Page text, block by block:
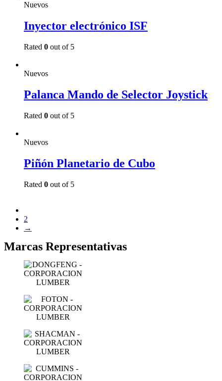
Nuevos
Inyector electrónico ISF
Rated 0 out of 5
Nuevos
Palanca Mando de Selector Joystick
Rated 0 out of 5
Nuevos
Piñón Planetario de Cubo
Rated 0 out of 5
2
→
Marcas Representativas